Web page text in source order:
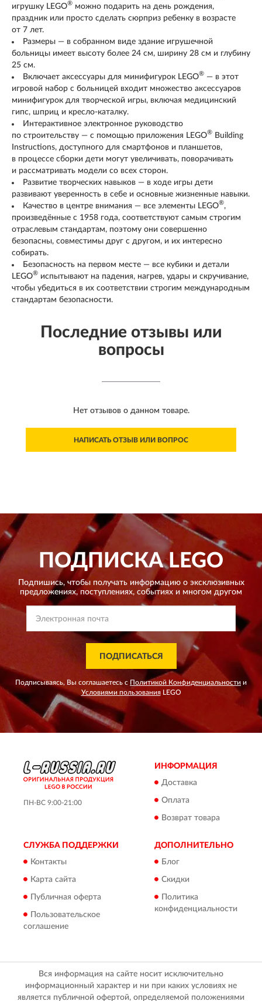
игрушку LEGO® можно подарить на день рождения,
праздник или просто сделать сюрприз ребенку в возрасте
от 7 лет.
Размеры — в собранном виде здание игрушечной
больницы имеет высоту более 24 см, ширину 28 см и глубину
25 см.
Включает аксессуары для минифигурок LEGO® — в этот
игровой набор с больницей входит множество аксессуаров
минифигурок для творческой игры, включая медицинский
гипс, шприц и кресло-каталку.
Интерактивное электронное руководство
по строительству — с помощью приложения LEGO® Building
Instructions, доступного для смартфонов и планшетов,
в процессе сборки дети могут увеличивать, поворачивать
и рассматривать модели со всех сторон.
Развитие творческих навыков — в ходе игры дети
развивают уверенность в себе и основные жизненные навыки.
Качество в центре внимания — все элементы LEGO®,
произведённые с 1958 года, соответствуют самым строгим
отраслевым стандартам, поэтому они совершенно
безопасны, совместимы друг с другом, и их интересно
собирать.
Безопасность на первом месте — все кубики и детали
LEGO® испытывают на падения, нагрев, удары и скручивание,
чтобы убедиться в их соответствии строгим международным
стандартам безопасности.
Последние отзывы или
вопросы
Нет отзывов о данном товаре.
НАПИСАТЬ ОТЗЫВ ИЛИ ВОПРОС
ПОДПИСКАLEGO
Подпишись, чтобы получать информацию о эксклюзивных
предложениях, поступлениях, событиях и многом другом
ПОДПИСАТЬСЯ
Подписываясь, Вы соглашаетесь с Политикой Конфиденциальности и
Условиями пользованияLEGO
ПН-ВС 9:00-21:00
ИНФОРМАЦИЯ
Доставка
Оплата
Возврат товара
СЛУЖБА ПОДДЕРЖКИ
Контакты
Карта сайта
Публичная оферта
Пользовательское
соглашение
ДОПОЛНИТЕЛЬНО
Блог
Скидки
Политика
конфиденциальности
Вся информация на сайте носит исключительно
информационный характер и ни при каких условиях не
является публичной офертой, определяемой положениями